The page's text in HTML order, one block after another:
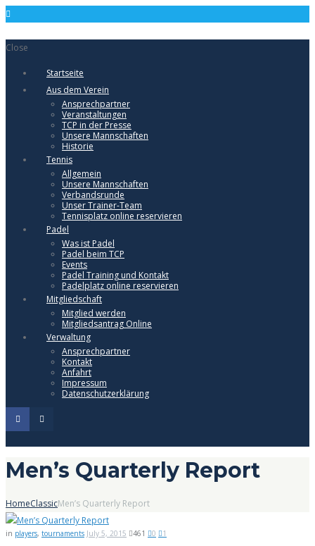
Close
Startseite
Aus dem Verein
Ansprechpartner
Veranstaltungen
TCP in der Presse
Unsere Mannschaften
Historie
Tennis
Allgemein
Unsere Mannschaften
Verbandsrunde
Unser Trainer-Team
Tennisplatz online reservieren
Padel
Was ist Padel
Padel beim TCP
Events
Padel Training und Kontakt
Padelplatz online reservieren
Mitgliedschaft
Mitglied werden
Mitgliedsantrag Online
Verwaltung
Ansprechpartner
Kontakt
Anfahrt
Impressum
Datenschutzerklärung
Men’s Quarterly Report
HomeClassicMen’s Quarterly Report
in players, tournaments July 5, 2015 461 0 1